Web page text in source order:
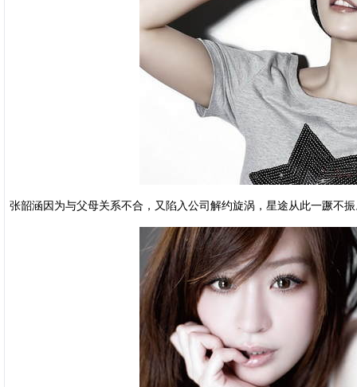
张韶涵因为与父母关系不合，又陷入公司解约旋涡，星途从此一蹶不